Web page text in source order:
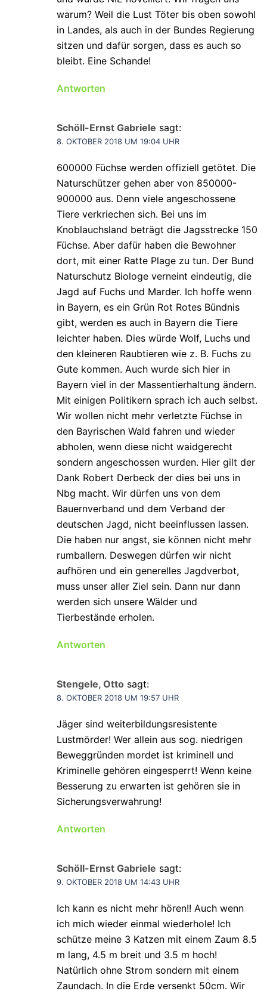
warum? Weil die Lust Töter bis oben sowohl
in Landes, als auch in der Bundes Regierung
sitzen und dafür sorgen, dass es auch so
bleibt. Eine Schande!
Antworten
Schöll-Ernst Gabriele sagt:
8. OKTOBER 2018 UM 19:04 UHR
600000 Füchse werden offiziell getötet. Die
Naturschützer gehen aber von 850000-
900000 aus. Denn viele angeschossene
Tiere verkriechen sich. Bei uns im
Knoblauchsland beträgt die Jagsstrecke 150
Füchse. Aber dafür haben die Bewohner
dort, mit einer Ratte Plage zu tun. Der Bund
Naturschutz Biologe verneint eindeutig, die
Jagd auf Fuchs und Marder. Ich hoffe wenn
in Bayern, es ein Grün Rot Rotes Bündnis
gibt, werden es auch in Bayern die Tiere
leichter haben. Dies würde Wolf, Luchs und
den kleineren Raubtieren wie z. B. Fuchs zu
Gute kommen. Auch wurde sich hier in
Bayern viel in der Massentierhaltung ändern.
Mit einigen Politikern sprach ich auch selbst.
Wir wollen nicht mehr verletzte Füchse in
den Bayrischen Wald fahren und wieder
abholen, wenn diese nicht waidgerecht
sondern angeschossen wurden. Hier gilt der
Dank Robert Derbeck der dies bei uns in
Nbg macht. Wir dürfen uns von dem
Bauernverband und dem Verband der
deutschen Jagd, nicht beeinflussen lassen.
Die haben nur angst, sie können nicht mehr
rumballern. Deswegen dürfen wir nicht
aufhören und ein generelles Jagdverbot,
muss unser aller Ziel sein. Dann nur dann
werden sich unsere Wälder und
Tierbestände erholen.
Antworten
Stengele, Otto sagt:
8. OKTOBER 2018 UM 19:57 UHR
Jäger sind weiterbildungsresistente
Lustmörder! Wer allein aus sog. niedrigen
Beweggründen mordet ist kriminell und
Kriminelle gehören eingesperrt! Wenn keine
Besserung zu erwarten ist gehören sie in
Sicherungsverwahrung!
Antworten
Schöll-Ernst Gabriele sagt:
9. OKTOBER 2018 UM 14:43 UHR
Ich kann es nicht mehr hören!! Auch wenn
ich mich wieder einmal wiederhole! Ich
schütze meine 3 Katzen mit einem Zaum 8.5
m lang, 4.5 m breit und 3.5 m hoch!
Natürlich ohne Strom sondern mit einem
Zaundach. In die Erde versenkt 50cm. Wir